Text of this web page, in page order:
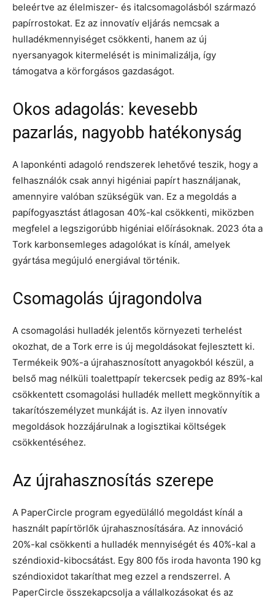
beleértve az élelmiszer- és italcsomagolásból származó
papírrostokat. Ez az innovatív eljárás nemcsak a
hulladékmennyiséget csökkenti, hanem az új
nyersanyagok kitermelését is minimalizálja, így
támogatva a körforgásos gazdaságot.
Okos adagolás: kevesebb
pazarlás, nagyobb hatékonyság
A laponkénti adagoló rendszerek lehetővé teszik, hogy a
felhasználók csak annyi higéniai papírt használjanak,
amennyire valóban szükségük van. Ez a megoldás a
papífogyasztást átlagosan 40%-kal csökkenti, miközben
megfelel a legszigorúbb higéniai előírásoknak. 2023 óta a
Tork karbonsemleges adagolókat is kínál, amelyek
gyártása megújuló energiával történik.
Csomagolás újragondolva
A csomagolási hulladék jelentős környezeti terhelést
okozhat, de a Tork erre is új megoldásokat fejlesztett ki.
Termékeik 90%-a újrahasznosított anyagokból készül, a
belső mag nélküli toalettpapír tekercsek pedig az 89%-kal
csökkentett csomagolási hulladék mellett megkönnyítik a
takarítószemélyzet munkáját is. Az ilyen innovatív
megoldások hozzájárulnak a logisztikai költségek
csökkentéséhez.
Az újrahasznosítás szerepe
A PaperCircle program egyedülálló megoldást kínál a
használt papírtörlők újrahasznosítására. Az innováció
20%-kal csökkenti a hulladék mennyiségét és 40%-kal a
széndioxid-kibocsátást. Egy 800 fős iroda havonta 190 kg
széndioxidot takaríthat meg ezzel a rendszerrel. A
PaperCircle összekapcsolja a vállalkozásokat és az